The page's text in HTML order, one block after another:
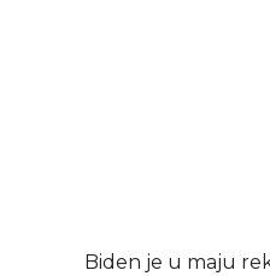
Biden je u maju